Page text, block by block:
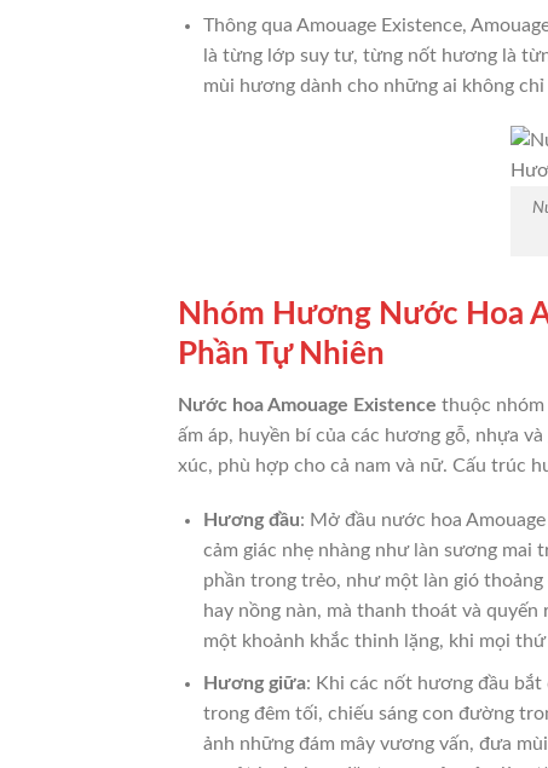
Thông qua Amouage Existence,
là từng lớp suy tư, từng nốt hương là
mùi hương dành cho những ai không chỉ
Nhóm Hương Nước Hoa
Phần Tự Nhiên
Nước hoa Amouage Existence thuộc
ấm áp, huyền bí của các hương gỗ, nhựa
xúc, phù hợp cho cả nam và nữ. Cấu trúc
Hương đầu: Mở đầu nước hoa
cảm giác nhẹ nhàng như làn sương mai
phần trong trẻo, như một làn gió
hay nồng nàn, mà thanh thoát và
một khoảnh khắc thinh lặng, khi mọi
Hương giữa: Khi các nốt hương đầu bắt
trong đêm tối, chiếu sáng con đường
ảnh những đám mây vương vấn, đưa